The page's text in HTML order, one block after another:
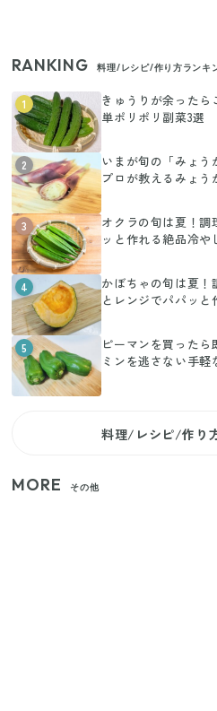
RANKING 料理/レシピ/作り方ランキ
1
きゅうりが余ったら
単ポリポリ副菜3選
2
いまが旬の「みょう
プロが教えるみょう
3
オクラの旬は夏！調
ッと作れる絶品冷や
4
かぼちゃの旬は夏！
とレンジでパパッ
5
ピーマンを買った
ミンを逃さない手
料理/レシピ/作り
MORE その他